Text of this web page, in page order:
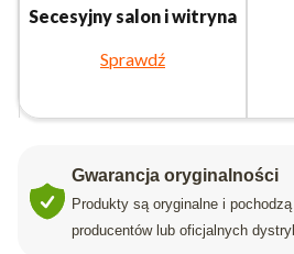
Secesyjny salon i witryna
Sprawdź
Gwarancja oryginalności
Produkty są oryginalne i
producentów lub oficjalnych